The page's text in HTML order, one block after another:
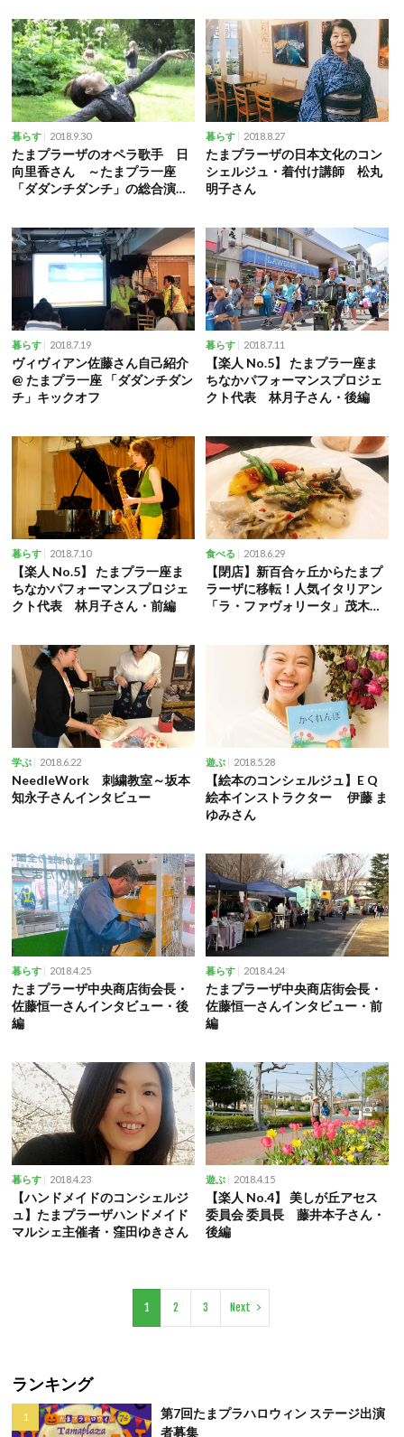
暮らす 2018.9.30
たまプラーザのオペラ歌手 日
向里香さん ～たまプラ一座
「ダダンチダンチ」の総合演出
暮らす 2018.8.27
たまプラーザの日本文化のコン
シェルジュ・着付け講師 松丸
明子さん
暮らす 2018.7.19
ヴィヴィアン佐藤さん自己紹介
@ たまプラ一座 「ダダンチダン
チ」キックオフ
暮らす 2018.7.11
【楽人 No.5】 たまプラ一座ま
ちなかパフォーマンスプロジェ
クト代表 林月子さん・後編
暮らす 2018.7.10
【楽人 No.5】 たまプラ一座ま
ちなかパフォーマンスプロジェ
クト代表 林月子さん・前編
食べる 2018.6.29
【閉店】新百合ヶ丘からたまプ
ラーザに移転！人気イタリアン
「ラ・ファヴォリータ」茂木一
学ぶ 2018.6.22
NeedleWork 刺繍教室～坂本
知永子さんインタビュー
遊ぶ 2018.5.28
【絵本のコンシェルジュ】E Q
絵本インストラクター 伊藤 ま
ゆみさん
暮らす 2018.4.25
たまプラーザ中央商店街会長・
佐藤恒一さんインタビュー・後
編
暮らす 2018.4.24
たまプラーザ中央商店街会長・
佐藤恒一さんインタビュー・前
編
暮らす 2018.4.23
【ハンドメイドのコンシェルジ
ュ】たまプラーザハンドメイド
マルシェ主催者・窪田ゆきさん
遊ぶ 2018.4.15
【楽人 No.4】 美しが丘アセス
委員会 委員長 藤井本子さん・
後編
1 2 3 Next
ランキング
第7回たまプラハロウィン ステージ出演
者募集